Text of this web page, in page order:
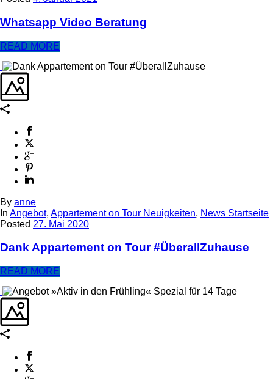
Whatsapp Video Beratung
READ MORE
By anne
In Angebot, Appartement on Tour Neuigkeiten, News Startseite
Posted 27. Mai 2020
Dank Appartement on Tour #ÜberallZuhause
READ MORE